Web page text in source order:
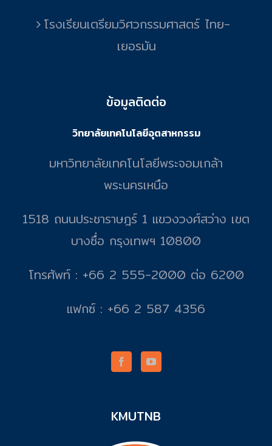
โรงเรียนเตรียมวิศวกรรมศาสตร์ ไทย-
เยอรมัน
ข้อมูลติดต่อ
วิทยาลัยเทคโนโลยีอุตสาหกรรม
มหาวิทยาลัยเทคโนโลยีพระจอมเกล้า
พระนครเหนือ
1518 ถนนประชาราษฎร์ 1 แขวงวงศ์สว่าง เขต
บางซื่อ กรุงเทพฯ 10800
โทรศัพท์ : +66 2 555-2000 ต่อ 6200
แฟกซ์ : +66 2 587 4356
KMUTNB